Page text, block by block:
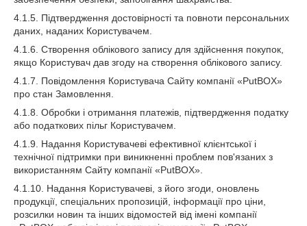
4.1.5. Підтвердження достовірності та повноти персональних
даних, наданих Користувачем.
4.1.6. Створення облікового запису для здійснення покупок,
якщо Користувач дав згоду на створення облікового запису.
4.1.7. Повідомлення Користувача Сайту компанії «PutBOX»
про стан Замовлення.
4.1.8. Обробки і отримання платежів, підтвердження податку
або податкових пільг Користувачем.
4.1.9. Надання Користувачеві ефективної клієнтської і
технічної підтримки при виникненні проблем пов'язаних з
використанням Сайту компанії «PutBOX».
4.1.10. Надання Користувачеві, з його згоди, оновлень
продукції, спеціальних пропозицій, інформації про ціни,
розсилки новин та інших відомостей від імені компанії